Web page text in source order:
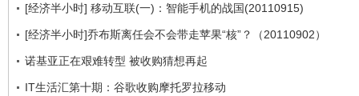
[经济半小时] 移动互联(一)：智能手机的战国(20110915)
[经济半小时]乔布斯离任会不会带走苹果“核”？（20110902）
诺基亚正在艰难转型 被收购猜想再起
IT生活汇第十期：谷歌收购摩托罗拉移动